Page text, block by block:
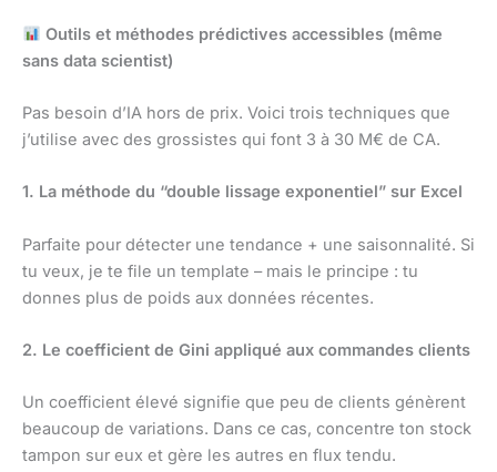
Outils et méthodes prédictives accessibles (même
sans data scientist)
Pas besoin d’IA hors de prix. Voici trois techniques que
j’utilise avec des grossistes qui font 3 à 30 M€ de CA.
1. La méthode du “double lissage exponentiel” sur Excel
Parfaite pour détecter une tendance + une saisonnalité. Si
tu veux, je te file un template – mais le principe : tu
donnes plus de poids aux données récentes.
2. Le coefficient de Gini appliqué aux commandes clients
Un coefficient élevé signifie que peu de clients génèrent
beaucoup de variations. Dans ce cas, concentre ton stock
tampon sur eux et gère les autres en flux tendu.